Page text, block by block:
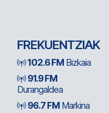
FREKUENTZIAK
102.6 FM Bizkaia
91.9 FM
Durangaldea
96.7 FM Markina